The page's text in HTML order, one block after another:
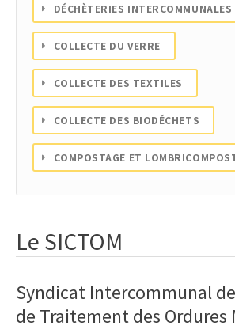
DÉCHÈTERIES INTERCOMMUNALES
COLLECTE DU VERRE
COLLECTE DES TEXTILES
COLLECTE DES BIODÉCHETS
COMPOSTAGE ET
Le SICTOM
Syndicat Intercommunal
de Traitement des Ordures